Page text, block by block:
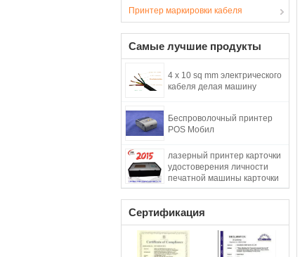
Принтер маркировки кабеля
Самые лучшие продукты
4 x 10 sq mm электрического
кабеля делая машину
Беспроволочный принтер
POS Мобил
лазерный принтер карточки
удостоверения личности
печатной машины карточки
pvc/pvc
Сертификация